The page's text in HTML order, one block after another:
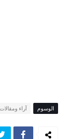
الوسوم آراء ومقالات